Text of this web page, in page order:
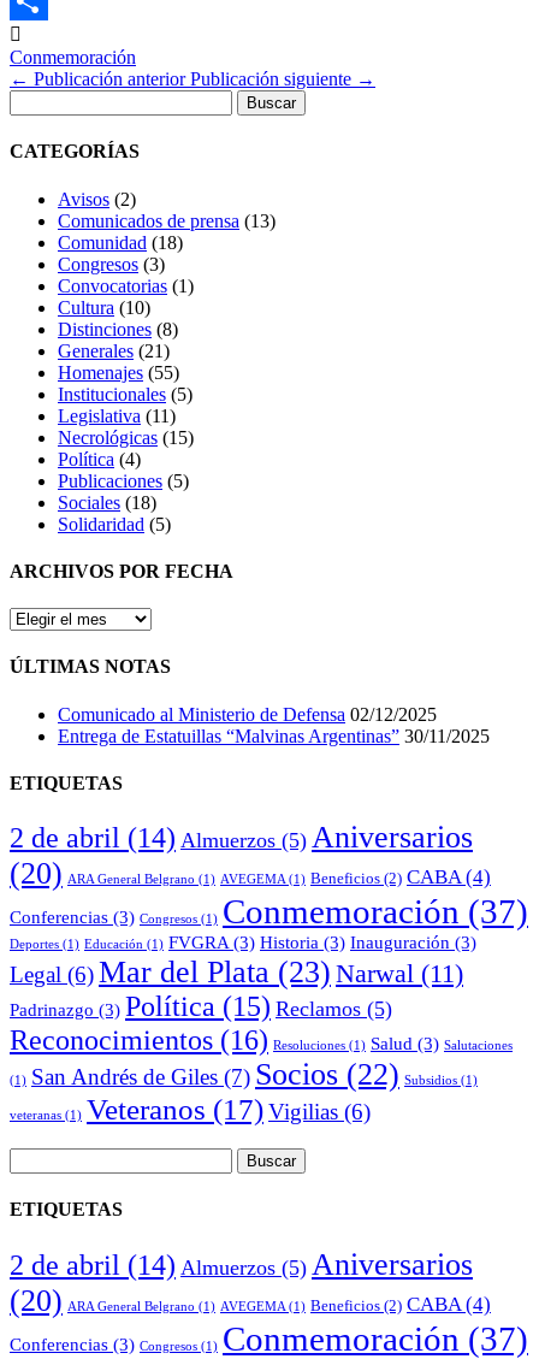
Compartir

Conmemoración
← Publicación anterior Publicación siguiente →
CATEGORÍAS
Avisos (2)
Comunicados de prensa (13)
Comunidad (18)
Congresos (3)
Convocatorias (1)
Cultura (10)
Distinciones (8)
Generales (21)
Homenajes (55)
Institucionales (5)
Legislativa (11)
Necrológicas (15)
Política (4)
Publicaciones (5)
Sociales (18)
Solidaridad (5)
ARCHIVOS POR FECHA
ARCHIVOS
FECHA
ÚLTIMAS NOTAS
Comunicado al Ministerio de Defensa 02/12/2025
Entrega de Estatuillas “Malvinas Argentinas” 30/11/2025
ETIQUETAS
2 de abril (14) Almuerzos (5) Aniversarios
(20) ARA General Belgrano (1) AVEGEMA (1) Beneficios (2) CABA(4)
Conferencias (3) Congresos (1) Conmemoración (37)
Deportes (1) Educación (1) FVGRA (3) Historia (3) Inauguración (3)
Legal (6)Mar del Plata (23) Narwal (11)
Padrinazgo (3) Política (15) Reclamos (5)
Reconocimientos (16) Resoluciones (1) Salud (3) Salutaciones
(1) San Andrés de Giles (7) Socios (22) Subsidios (1)
veteranas (1) Veteranos (17)Vigilias (6)
ETIQUETAS
2 de abril (14) Almuerzos (5) Aniversarios
(20) ARA General Belgrano (1) AVEGEMA (1) Beneficios (2) CABA (4)
Conferencias (3) Congresos (1) Conmemoración (37)